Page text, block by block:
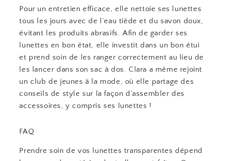
Pour un entretien efficace, elle nettoie ses lunettes
tous les jours avec de l’eau tiède et du savon doux,
évitant les produits abrasifs. Afin de garder ses
lunettes en bon état, elle investit dans un bon étui
et prend soin de les ranger correctement au lieu de
les lancer dans son sac à dos. Clara a même rejoint
un club de jeunes à la mode, où elle partage des
conseils de style sur la façon d’assembler des
accessoires, y compris ses lunettes !
FAQ
Prendre soin de vos lunettes transparentes dépend